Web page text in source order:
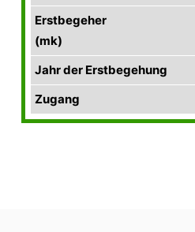
Erstbegeher
(mk)
Jahr der Erstbegehung
Zugang